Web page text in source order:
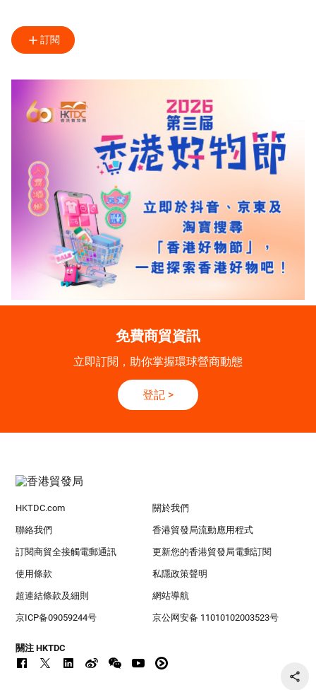
訂閱
免費商貿資訊
立即訂閱，助你掌握環球營商動態
登記 >
HKTDC.com 關於我們
聯絡我們 香港貿發局流動應用程式
訂閱商貿全接觸電郵通訊 更新您的香港貿發局電郵訂閱
使用條款 私隱政策聲明
超連結條款及細則 網站導航
京ICP备09059244号 京公网安备 11010102003523号
關注 HKTDC